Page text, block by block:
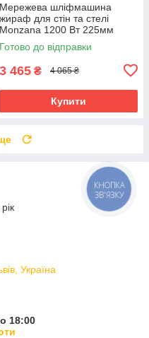
Мережева шліфмашина
жираф для стін та стелі
Monzana 1200 Вт 225мм
192см жираф для
шліфування стін та стель з
Готово до відправки
3 465 ₴ 4 065 ₴
Купити
Україна
18:00
КНОПКА
ЗВ'ЯЗКУ